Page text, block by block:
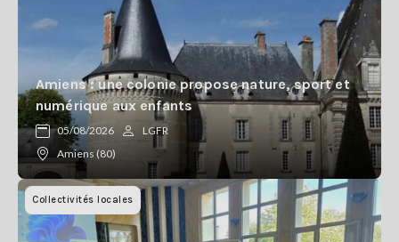
Amiens : une colonie propose nature, sport et
numérique aux enfants
05/08/2026
LGFR
Amiens (80)
Collectivités locales